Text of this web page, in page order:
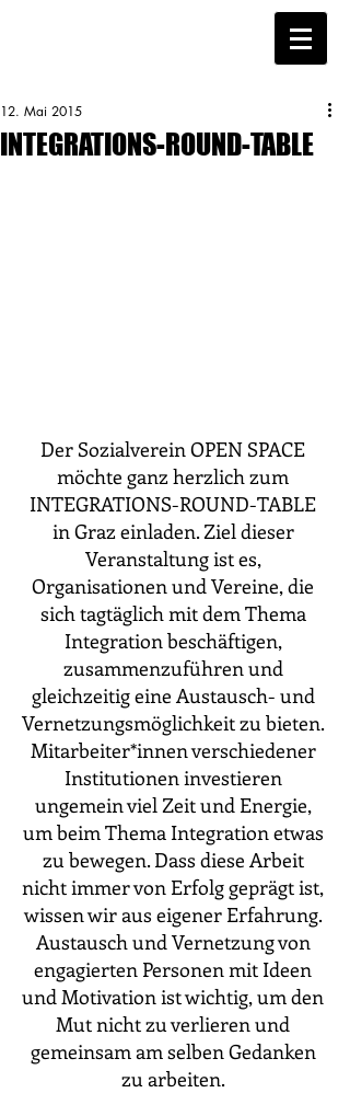
INTEGRATIONS-ROUND-TABLE
12. Mai 2015
Der Sozialverein OPEN SPACE
möchte ganz herzlich zum
INTEGRATIONS-ROUND-TABLE
in Graz einladen. Ziel dieser
Veranstaltung ist es,
Organisationen und Vereine, die
sich tagtäglich mit dem Thema
Integration beschäftigen,
zusammenzuführen und
gleichzeitig eine Austausch- und
Vernetzungsmöglichkeit zu bieten.
Mitarbeiter*innen verschiedener
Institutionen investieren
ungemein viel Zeit und Energie,
um beim Thema Integration etwas
zu bewegen. Dass diese Arbeit
nicht immer von Erfolg geprägt ist,
wissen wir aus eigener Erfahrung.
Austausch und Vernetzung von
engagierten Personen mit Ideen
und Motivation ist wichtig, um den
Mut nicht zu verlieren und
gemeinsam am selben Gedanken
zu arbeiten.